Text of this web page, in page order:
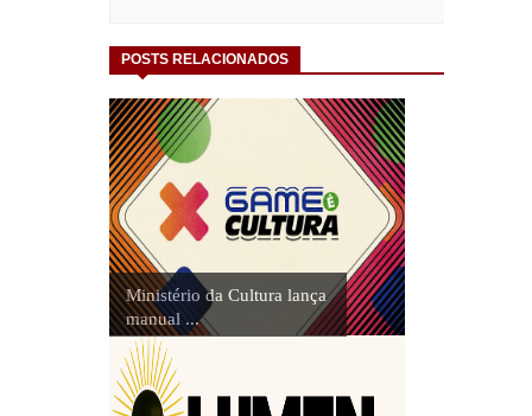
POSTS RELACIONADOS
Ministério da Cultura lança
manual ...